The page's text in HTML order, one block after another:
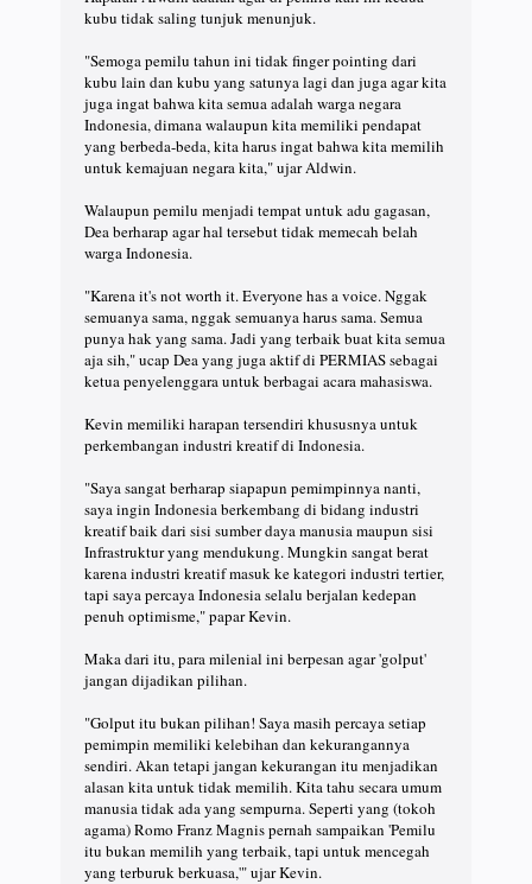
kubu tidak saling tunjuk menunjuk.
"Semoga pemilu tahun ini tidak finger pointing dari
kubu lain dan kubu yang satunya lagi dan juga agar kita
juga ingat bahwa kita semua adalah warga negara
Indonesia, dimana walaupun kita memiliki pendapat
yang berbeda-beda, kita harus ingat bahwa kita memilih
untuk kemajuan negara kita," ujar Aldwin.
Walaupun pemilu menjadi tempat untuk adu gagasan,
Dea berharap agar hal tersebut tidak memecah belah
warga Indonesia.
"Karena it's not worth it. Everyone has a voice. Nggak
semuanya sama, nggak semuanya harus sama. Semua
punya hak yang sama. Jadi yang terbaik buat kita semua
aja sih," ucap Dea yang juga aktif di PERMIAS sebagai
ketua penyelenggara untuk berbagai acara mahasiswa.
Kevin memiliki harapan tersendiri khususnya untuk
perkembangan industri kreatif di Indonesia.
"Saya sangat berharap siapapun pemimpinnya nanti,
saya ingin Indonesia berkembang di bidang industri
kreatif baik dari sisi sumber daya manusia maupun sisi
Infrastruktur yang mendukung. Mungkin sangat berat
karena industri kreatif masuk ke kategori industri tertier,
tapi saya percaya Indonesia selalu berjalan kedepan
penuh optimisme," papar Kevin.
Maka dari itu, para milenial ini berpesan agar 'golput'
jangan dijadikan pilihan.
"Golput itu bukan pilihan! Saya masih percaya setiap
pemimpin memiliki kelebihan dan kekurangannya
sendiri. Akan tetapi jangan kekurangan itu menjadikan
alasan kita untuk tidak memilih. Kita tahu secara umum
manusia tidak ada yang sempurna. Seperti yang (tokoh
agama) Romo Franz Magnis pernah sampaikan 'Pemilu
itu bukan memilih yang terbaik, tapi untuk mencegah
yang terburuk berkuasa,'" ujar Kevin.